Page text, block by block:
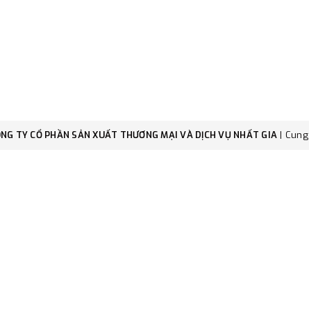
TY CỔ PHẦN SẢN XUẤT THƯƠNG MẠI VÀ DỊCH VỤ NHẤT GIA |